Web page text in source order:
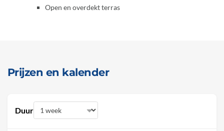
Open en overdekt terras
Prijzen en kalender
Duur